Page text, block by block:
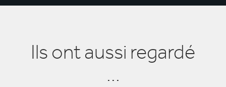
Ils ont aussi regardé
...